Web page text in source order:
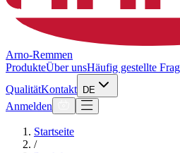
Arno-Remmen
ProdukteÜber unsHäufig gestellte
QualitätKontakt DE
Anmelden
Startseite
/